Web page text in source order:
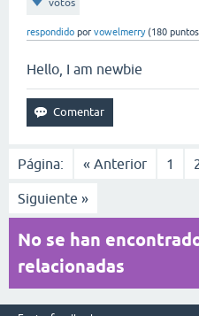
votos
respondido por vowelmerry (180
Hello, I am newbie
Página: « Anterior 1
Siguiente »
No se han
relacionadas